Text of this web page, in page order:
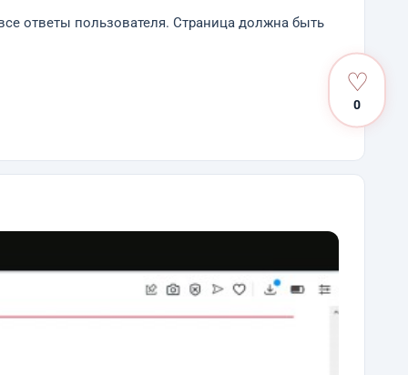
ответы пользователя. Страница должна быть
♡
0